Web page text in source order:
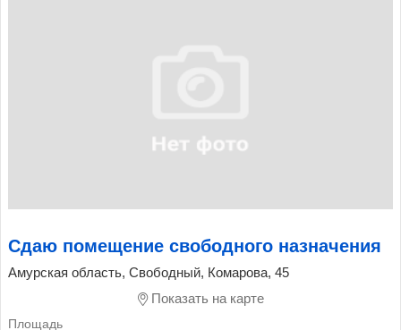
Сдаю помещение свободного назначения
Амурская область, Свободный, Комарова, 45
Показать на карте